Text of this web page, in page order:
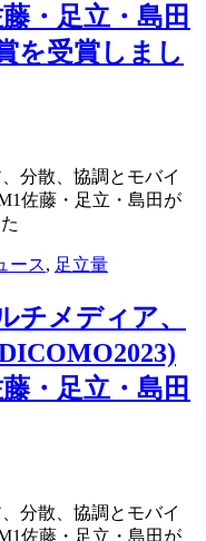
・足立・島田
を受賞しまし
分散、協調とモバイ
佐藤・足立・島田が
ース, 足立量
チメディア、
・足立・島田
分散、協調とモバイ
佐藤・足立・島田が